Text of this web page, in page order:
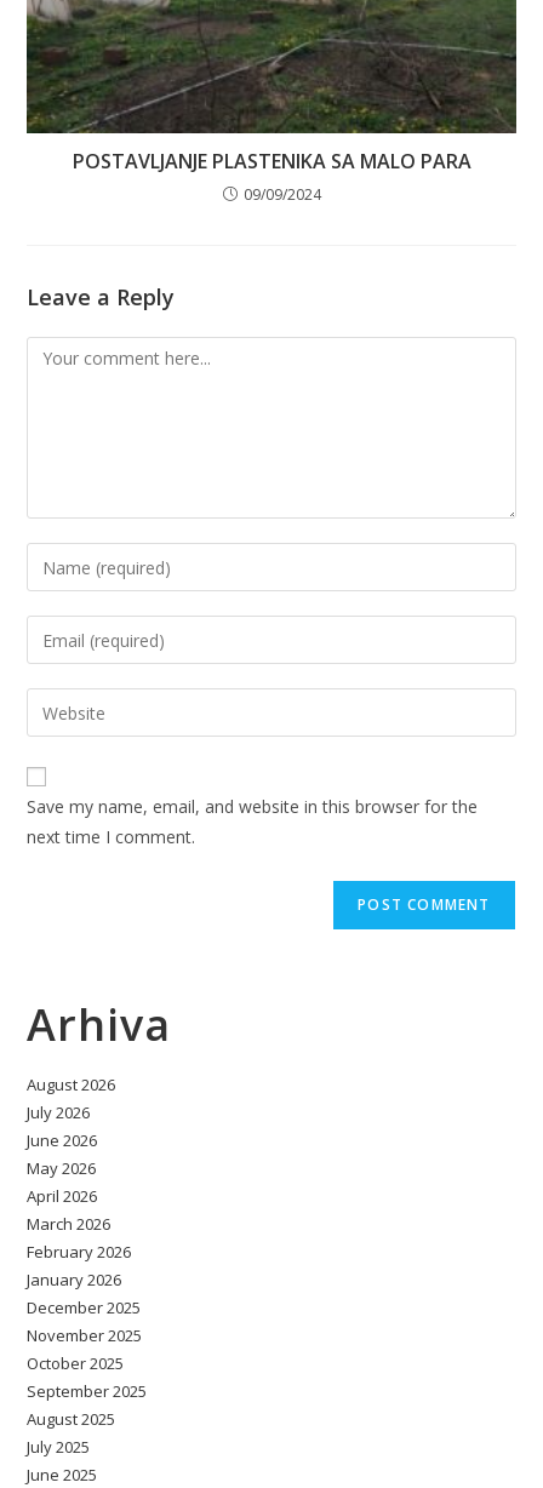
POSTAVLJANJE PLASTENIKA SA MALO PARA
09/09/2024
Leave a Reply
Comment
Enter
your
name
to
comment
Enter
your
email
address
comment
Enter
your
website
URL
(optional)
Save my name, email, and website in this browser for the
next time I comment.
Arhiva
August 2026
July 2026
June 2026
May 2026
April 2026
March 2026
February 2026
January 2026
December 2025
November 2025
October 2025
September 2025
August 2025
July 2025
June 2025